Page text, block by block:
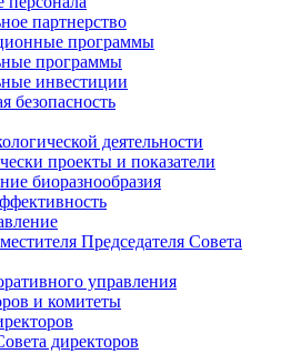
партнерство
программы
программы
инвестиции
безопасность
деятельности
проекты и показатели
биоразнообразия
Председателя Совета
управления
и комитеты
директоров